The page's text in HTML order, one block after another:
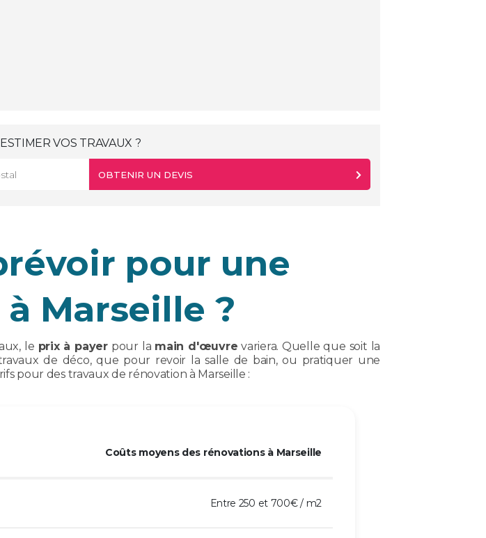
VOS TRAVAUX ?
OBTENIR UN DEVIS
pour une
Marseille ?
le prix à payerpour la main d'œuvre variera. Quelle que soit la
de déco, que pour revoir la salle de bain, ou pratiquer une
pour des travaux de rénovation à Marseille :
Coûts moyens des rénovations à Marseille
Entre 250 et 700€ / m2